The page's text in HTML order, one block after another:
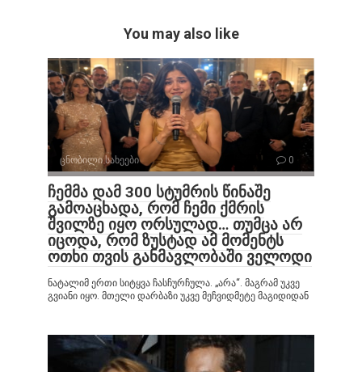
You may also like
ცნობილი სახეები 0
ჩემმა დამ 300 სტუმრის წინაშე
გამოაცხადა, რომ ჩემი ქმრის
შვილზე იყო ორსულად… თუმცა არ
იცოდა, რომ ზუსტად ამ მომენტს
ოთხი თვის განმავლობაში ველოდი
ნატალიმ ერთი სიტყვა ჩასჩურჩულა. „არა“. მაგრამ უკვე
გვიანი იყო. მთელი დარბაზი უკვე მეჩვიდმეტე მაგიდიდან